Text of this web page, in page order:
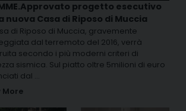
progetto esecutivo
nuova Casa di Riposo di Muccia
di Riposo di Muccia, gravemente
dal terremoto del 2016, verrà
secondo i più moderni criteri di
sismica. Sul piatto oltre 5milioni di euro
dal ...
More